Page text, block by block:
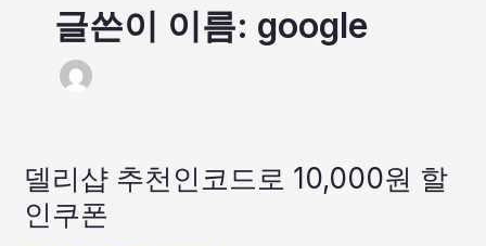
글쓴이 이름: google
델리샵 추천인코드로 10,000원 할
인쿠폰
델
리
샵